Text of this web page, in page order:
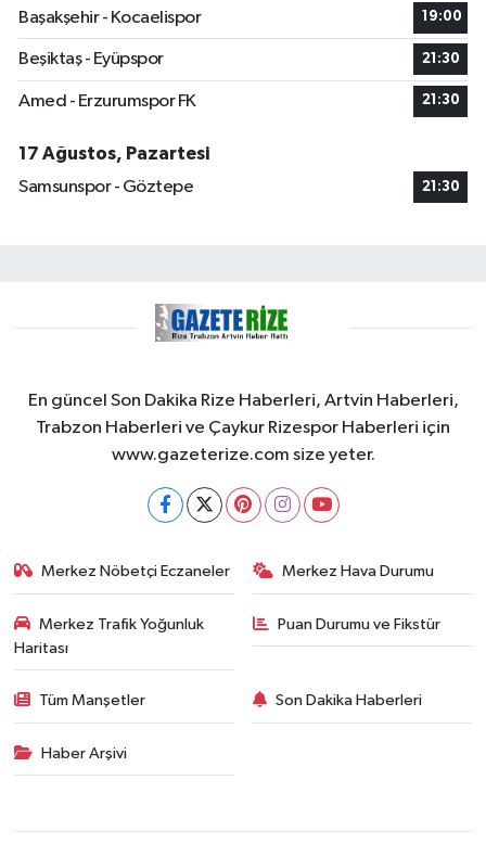
Başakşehir - Kocaelispor
19:00
Beşiktaş - Eyüpspor 21:30
Amed - Erzurumspor FK 21:30
17 Ağustos, Pazartesi
Samsunspor - Göztepe
21:30
En güncel Son Dakika Rize Haberleri, Artvin Haberleri,
Trabzon Haberleri ve Çaykur Rizespor Haberleri için
www.gazeterize.com size yeter.
Merkez Nöbetçi Eczaneler Merkez Hava Durumu
Merkez Trafik Yoğunluk
Haritası
Puan Durumu ve Fikstür
Tüm Manşetler Son Dakika Haberleri
Haber Arşivi